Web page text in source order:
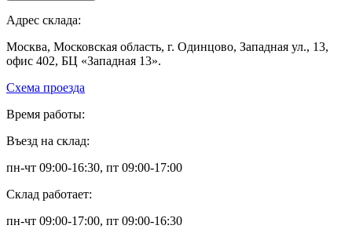
Адрес склада:
Москва, Московская область, г. Одинцово, Западная ул., 13,
офис 402, БЦ «Западная 13».
Схема проезда
Время работы:
Въезд на склад:
пн-чт 09:00-16:30, пт 09:00-17:00
Склад работает:
пн-чт 09:00-17:00, пт 09:00-16:30